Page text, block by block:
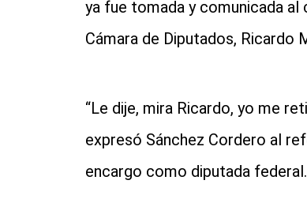
ya fue tomada y comunicada al
Cámara de Diputados, Ricardo
“Le dije, mira Ricardo, yo me
expresó Sánchez Cordero al
encargo como diputada federal.